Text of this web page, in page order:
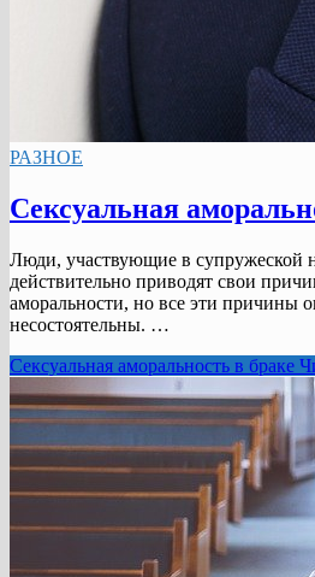
РАЗНОЕ
Сексуальная
Люди, участвующие в супружеской
действительно приводят свои
аморальности, но все эти причины
несостоятельны. …
Сексуальная аморальность в браке